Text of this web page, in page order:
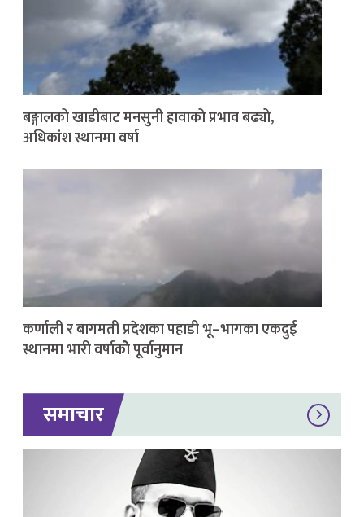
बङ्गालको खाडीबाट मनसुनी हावाको प्रभाव बढ्यो,
अधिकांश स्थानमा वर्षा
कर्णाली र बागमती प्रदेशका पहाडी भू–भागका एकदुई
स्थानमा भारी वर्षाकोे पूर्वानुमान
समाचार